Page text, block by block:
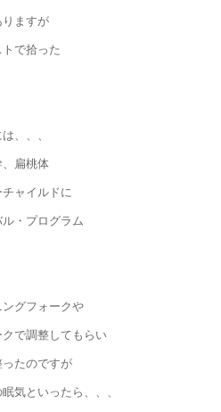
ますが
で拾った
、、、
扁桃体
ャイルドに
・プログラム
グフォークや
で調整してもらい
たのですが
気といったら、、、